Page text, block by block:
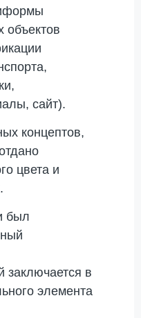
объектов
сайт).
концептов,
цвета и
был
заключается в
элемента